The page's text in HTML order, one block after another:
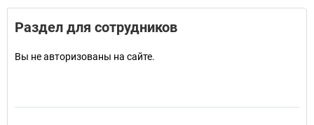
Раздел для сотрудников
Вы не авторизованы на сайте.